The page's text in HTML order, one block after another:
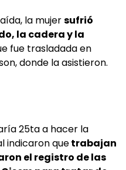
la mujersufrió
la cadera y la
fue trasladada en
donde la asistieron.
25ta a hacer la
indicaron quetrabajan
el registro de las